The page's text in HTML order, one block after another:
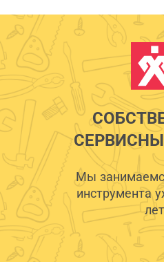
Мы
инструмента
лет